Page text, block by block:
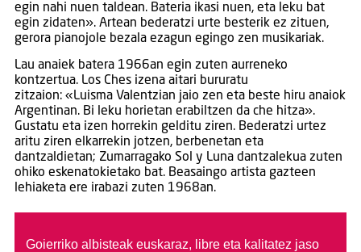
egin nahi nuen taldean. Bateria ikasi nuen, eta leku bat
egin zidaten». Artean bederatzi urte besterik ez zituen,
gerora pianojole bezala ezagun egingo zen musikariak.
Lau anaiek batera 1966an egin zuten aurreneko
kontzertua. Los Ches izena aitari bururatu
zitzaion: «Luisma Valentzian jaio zen eta beste hiru anaiok
Argentinan. Bi leku horietan erabiltzen da che hitza».
Gustatu eta izen horrekin gelditu ziren. Bederatzi urtez
aritu ziren elkarrekin jotzen, berbenetan eta
dantzaldietan; Zumarragako Sol y Luna dantzalekua zuten
ohiko eskenatokietako bat. Beasaingo artista gazteen
lehiaketa ere irabazi zuten 1968an.
Goierriko albisteak euskaraz, libre eta kalitatez jaso